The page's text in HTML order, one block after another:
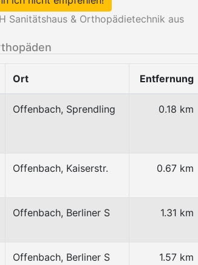
Sanitätshaus & Orthopädietechnik aus
Ort Entfernung
Offenbach, Sprendling 0.18 km
Offenbach, Kaiserstr. 0.67 km
Offenbach, Berliner S 1.31 km
Offenbach, Berliner S 1.57 km